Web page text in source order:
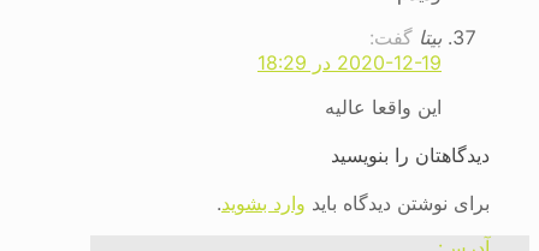
بیتا گفت:
2020-12-19 در 18:29
این واقعا عالیه
دیدگاهتان را بنویسید
برای نوشتن دیدگاه باید وارد بشوید.